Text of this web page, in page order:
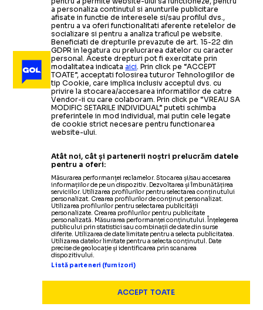
a personaliza continutul si anunturile publicitare
afisate in functie de interesele si/sau profilul dvs.,
pentru a va oferi functionalitati aferente retelelor de
socializare si pentru a analiza traficul pe website.
Beneficiati de drepturile prevazute de art. 15-22 din
GDPR in legatura cu prelucrarea datelor cu caracter
personal. Aceste drepturi pot fi exercitate prin
modalitatea indicataaici. Prin click pe “ACCEPT
TOATE”, acceptati folosirea tuturor Tehnologiilor de
tip Cookie, care implica inclusiv acceptul dvs. cu
privire la stocarea/accesarea informatiilor de catre
Vendor-ii cu care colaboram. Prin click pe “VREAU SA
MODIFIC SETARILE INDIVIDUAL” puteti schimba
preferintele in mod individual, mai putin cele legate
de cookie strict necesare pentru functionarea
website-ului.
Atât noi, cât și partenerii noștri prelucrăm datele
pentru a oferi:
Măsurarea performanței reclamelor. Stocarea și/sau accesarea
informațiilor de pe un dispozitiv. Dezvoltarea și îmbunătățirea
serviciilor. Utilizarea profilurilor pentru selectarea conținutului
personalizat. Crearea profilurilor de conținut personalizat.
Utilizarea profilurilor pentru selectarea publicității
personalizate. Crearea profilurilor pentru publicitate
personalizată. Măsurarea performanței conținutului. Înțelegerea
publicului prin statistici sau combinații de date din surse
diferite. Utilizarea de date limitate pentru a selecta publicitatea.
Utilizarea datelor limitate pentru a selecta conținutul. Date
precise de geolocație și identificarea prin scanarea
dispozitivului.
Listă parteneri (furnizori)
ACCEPT TOATE